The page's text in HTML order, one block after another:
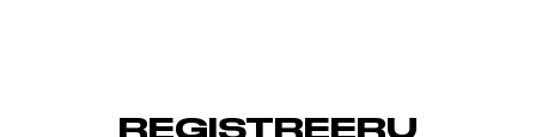
REGISTREERU